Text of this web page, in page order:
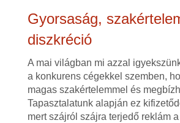
Gyorsaság,
diszkréció
A mai világban mi azzal
a konkurens cégekkel szemben,
magas szakértelemmel és
Tapasztalatunk alapján ez
mert szájról szájra terjedő reklám